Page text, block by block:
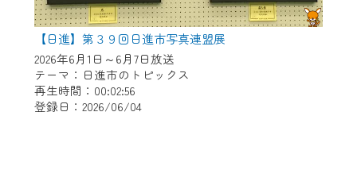
【日進】第３９回日進市写真連盟展
2026年6月1日～6月7日放送
テーマ：日進市のトピックス
再生時間：00:02:56
登録日：2026/06/04